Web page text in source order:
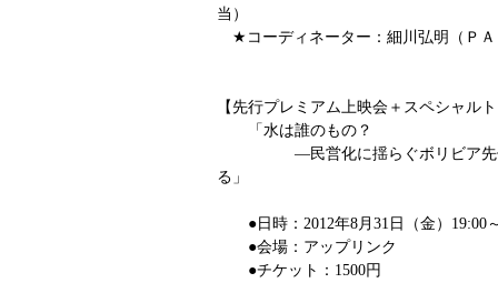
当）
★コーディネーター：細川弘明（ＰＡ
【先行プレミアム上映会＋スペシャル
「水は誰のもの？
―民営化に揺らぐボリビア先住
る」
●日時：2012年8月31日（金）19:00
●会場：アップリンク
●チケット：1500円